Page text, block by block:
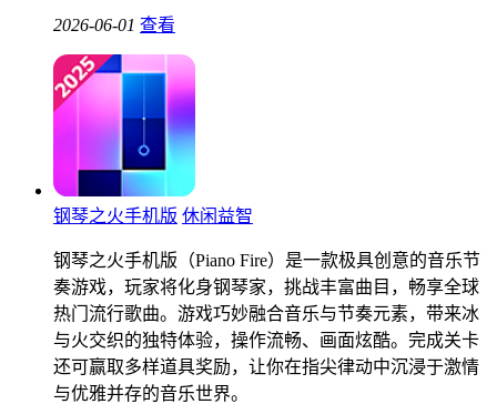
2026-06-01 查看
钢琴之火手机版 休闲益智
钢琴之火手机版（Piano Fire）是一款极具创意的音乐节
奏游戏，玩家将化身钢琴家，挑战丰富曲目，畅享全球
热门流行歌曲。游戏巧妙融合音乐与节奏元素，带来冰
与火交织的独特体验，操作流畅、画面炫酷。完成关卡
还可赢取多样道具奖励，让你在指尖律动中沉浸于激情
与优雅并存的音乐世界。